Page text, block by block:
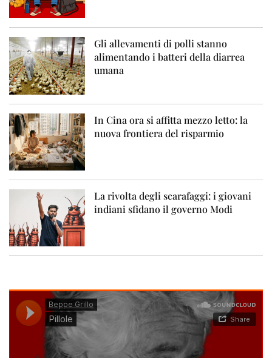
Gli allevamenti di polli stanno
alimentando i batteri della diarrea
umana
In Cina ora si affitta mezzo letto: la
nuova frontiera del risparmio
La rivolta degli scarafaggi: i giovani
indiani sfidano il governo Modi